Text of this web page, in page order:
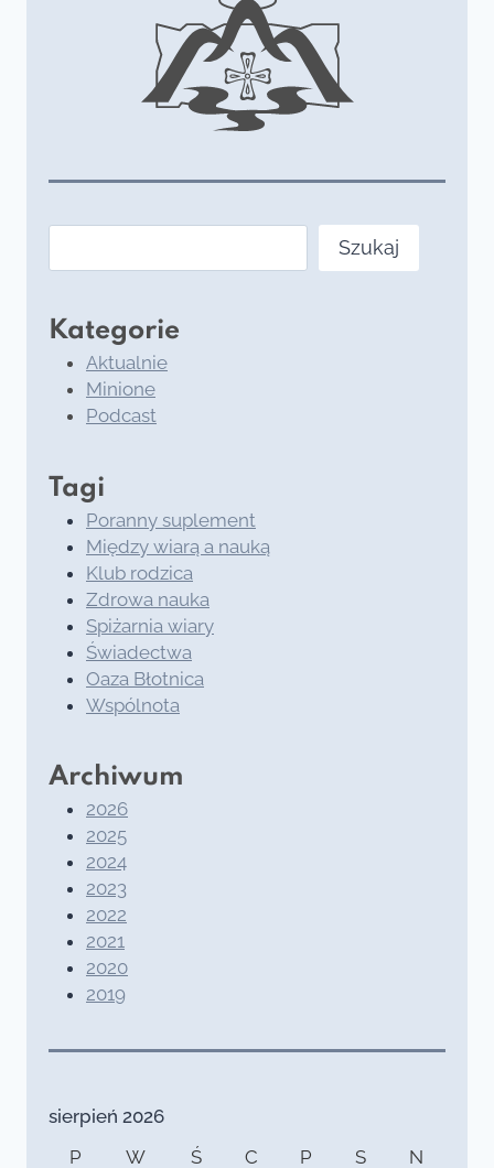
Szukaj
Kategorie
Aktualnie
Minione
Podcast
Tagi
Poranny suplement
Między wiarą a nauką
Klub rodzica
Zdrowa nauka
Spiżarnia wiary
Świadectwa
Oaza Błotnica
Wspólnota
Archiwum
2026
2025
2024
2023
2022
2021
2020
2019
sierpień 2026
P
W Ś C P S N